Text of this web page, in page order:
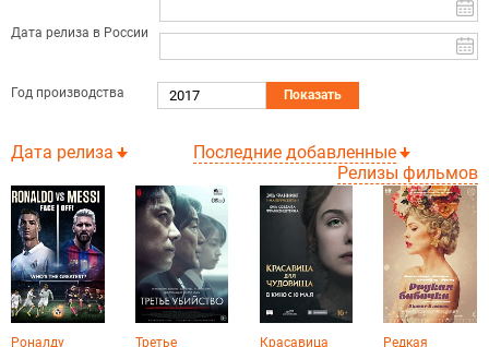
Дата релиза в России
Год производства Показать
Дата релиза
Последние добавленные
Релизы фильмов
Роналду
Третье
Красавица
Редкая